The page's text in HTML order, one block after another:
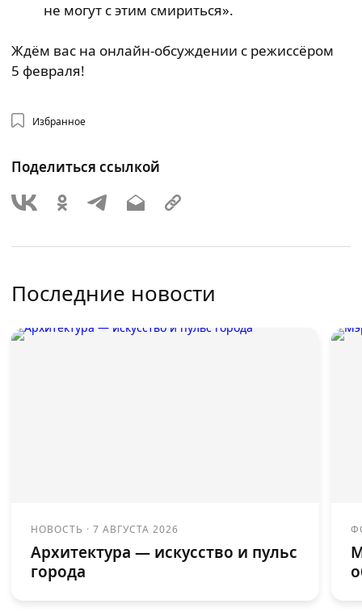
не могут с этим смириться».
Ждём вас на онлайн-обсуждении с режиссёром
5 февраля!
Избранное
Поделиться ссылкой
Последние новости
НОВОСТЬ ·7 АВГУСТА 2026
Архитектура — искусство и пульс
города